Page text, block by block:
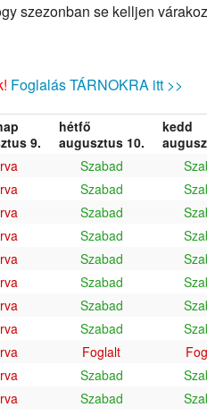
szezonban se kelljen
Foglalás TÁRNOKRA itt >>
9.
hétfő
augusztus 10.
kedd
Szabad
Szabad
Szabad
Szabad
Szabad
Szabad
Szabad
Szabad
Foglalt
Szabad
Szabad